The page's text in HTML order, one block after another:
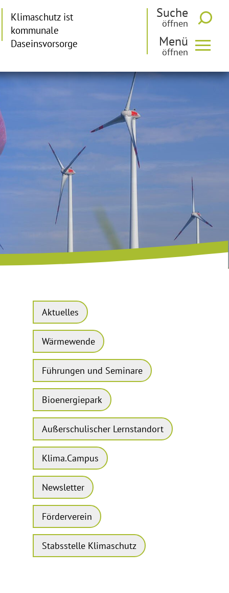
Suche
Menü
Klimaschutz ist
kommunale
Daseinsvorsorge
Aktuelles
Wärmewende
Führungen und Seminare
Bioenergiepark
Außerschulischer Lernstandort
Klima.Campus
Newsletter
Förderverein
Stabsstelle Klimaschutz